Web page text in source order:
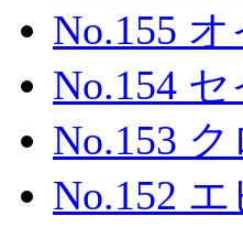
No.155
No.154
No.153
No.152